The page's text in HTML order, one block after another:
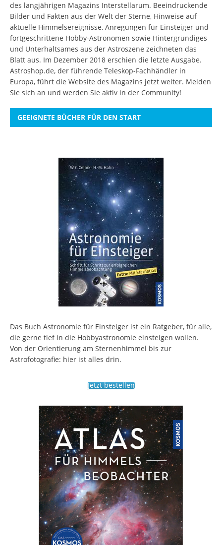
des langjährigen Magazins Interstellarum. Beeindruckende
Bilder und Fakten aus der Welt der Sterne, Hinweise auf
aktuelle Himmelsereignisse, Anregungen für Einsteiger und
fortgeschrittene Hobby-Astronomen sowie Hintergründiges
und Unterhaltsames aus der Astroszene zeichneten das
Blatt aus. Im Dezember 2018 erschien die letzte Ausgabe.
Astroshop.de, der führende Teleskop-Fachhändler in
Europa, führt die Website des Magazins jetzt weiter. Melden
Sie sich an und werden Sie aktiv in der Community!
GEEIGNETE BÜCHER FÜR DEN START
Das Buch Astronomie für Einsteiger ist ein Ratgeber, für alle,
die gerne tief in die Hobbyastronomie einsteigen wollen.
Von der Orientierung am Sternenhimmel bis zur
Astrofotografie: hier ist alles drin.
Jetzt bestellen